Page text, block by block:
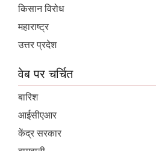
किसान विरोध
महाराष्ट्र
उत्तर प्रदेश
वेब पर चर्चित
बारिश
आईसीएआर
केंद्र सरकार